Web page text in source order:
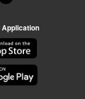
Application